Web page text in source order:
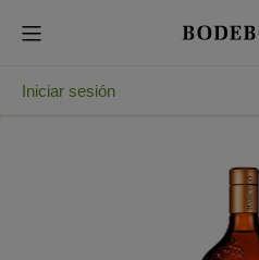
Iniciar sesión